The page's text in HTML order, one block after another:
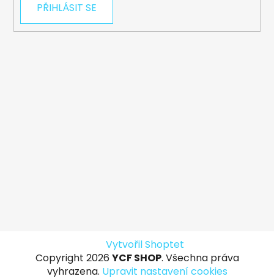
PŘIHLÁSIT SE
Vytvořil Shoptet
Copyright 2026 YCF SHOP. Všechna práva
vyhrazena. Upravit nastavení cookies